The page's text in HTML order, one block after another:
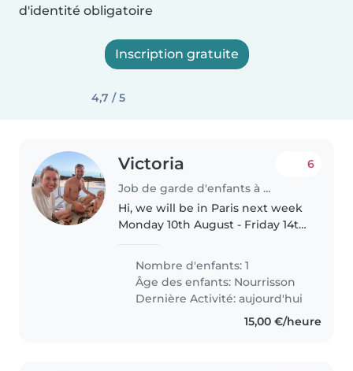
d'identité obligatoire
Inscription gratuite
4,7 / 5
Victoria
Job de garde d'enfants à Neuilly-sur-Seine
6
Hi, we will be in Paris next week
Monday 10th August - Friday 14th
sitter from 12-8 for our 9 month
old baby. We will mostly be
around in the apartment..
Nombre d'enfants: 1
Âge des enfants: Nourrisson
Dernière Activité: aujourd'hui
15,00 €/heure